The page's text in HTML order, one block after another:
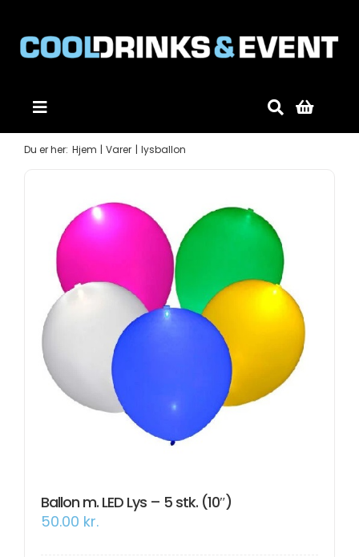
Toggle
Navigation
Forside
Mobildiskotek
Gode råd
Om os
Information
Du er her: Hjem Varer lysballon
Ballon m. LED Lys – 5 stk. (10″)
50.00 kr.